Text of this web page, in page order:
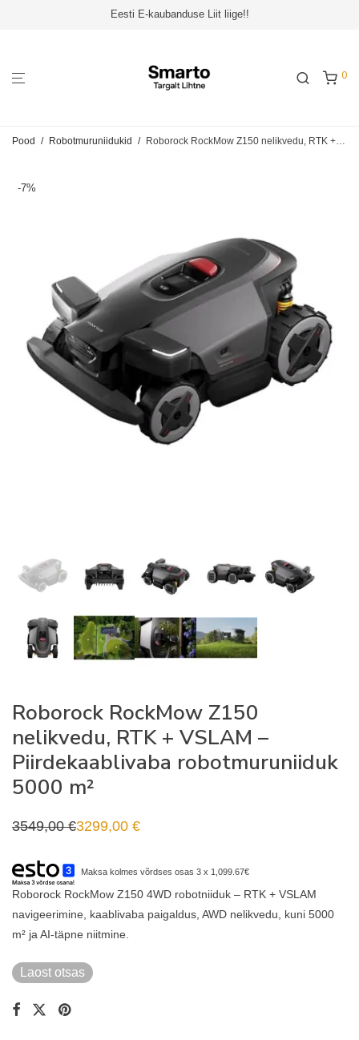
Eesti E-kaubanduse Liit liige!!
0
Pood / Robotmuruniidukid / Roborock RockMow Z150 nelikvedu, RTK + VSLAM – Piirdekaablivaba robotmuruniiduk 5000 m²
-7%
Roborock RockMow Z150
nelikvedu, RTK + VSLAM –
Piirdekaablivaba robotmuruniiduk
5000 m²
3549,00€
Algne
3549,00 €.
3299,00 €
Praegune
3299,00 €.
Maksa kolmes võrdses osas 3 x 1,099.67€
Roborock RockMow Z150 4WD robotniiduk – RTK + VSLAM
navigeerimine, kaablivaba paigaldus, AWD nelikvedu, kuni 5000
m² ja AI-täpne niitmine.
Laost otsas